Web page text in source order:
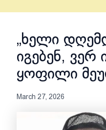
„ხელი
იგებენ, ვერ
ყოფილი
March 27, 2026